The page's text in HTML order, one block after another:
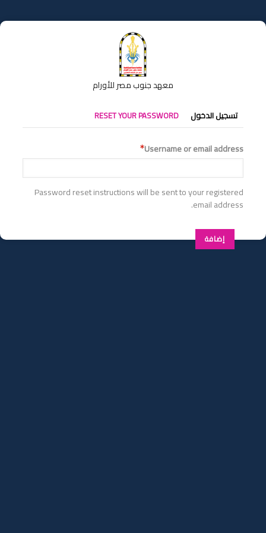
إلى
المحتوى
معهد جنوب مصر للأورام
التبويبات
الأساسية
تسجيل الدخول RESET YOUR PASSWORD
Username or email address
Password reset instructions will be sent to your registered
email address.